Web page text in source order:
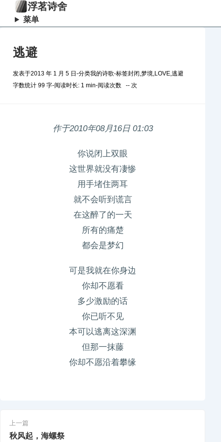
浮茗诗舍
菜单
逃避
发表于2013 年 1 月 5 日 -分类我的诗歌-标签封闭,梦境,LOVE,逃避
字数统计 99 字-阅读时长: 1 min-阅读次数 -- 次
作于2010年08月16日 01:03
你说闭上双眼
这世界就没有凄惨
用手堵住两耳
就不会听到谎言
在这醉了的一天
所有的痛楚
都会是梦幻
可是我就在你身边
你却不愿看
多少激励的话
你已听不见
本可以逃离这深渊
但那一抹藤
你却不愿沿着攀缘
上一篇
秋风起，海螺祭